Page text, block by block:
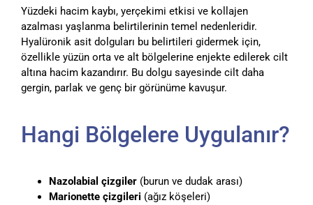
Yüzdeki hacim kaybı, yerçekimi etkisi ve kollajen
azalması yaşlanma belirtilerinin temel nedenleridir.
Hyalüronik asit dolguları bu belirtileri gidermek için,
özellikle yüzün orta ve alt bölgelerine enjekte edilerek cilt
altına hacim kazandırır. Bu dolgu sayesinde cilt daha
gergin, parlak ve genç bir görünüme kavuşur.
Hangi Bölgelere Uygulanır?
Nazolabial çizgiler (burun ve dudak arası)
Marionette çizgileri (ağız köşeleri)